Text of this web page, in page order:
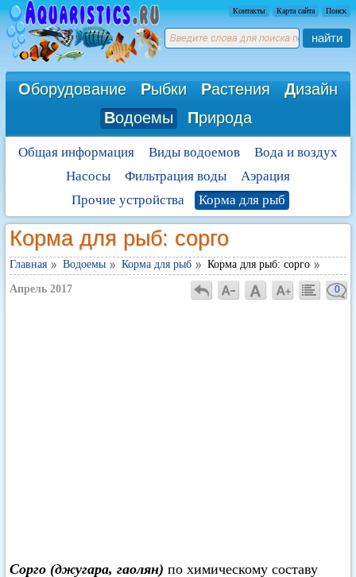
Контакты Карта сайта Поиск
найти
Оборудование Рыбки Растения Дизайн
Водоемы Природа
Общая информация Виды водоемов
Вода и воздух
Насосы
Фильтрация воды
Аэрация
Прочие устройства
Корма для рыб
Корма для рыб: сорго
Главная Водоемы Корма для рыб Корма для рыб: сорго
Апрель 2017 0
Сорго (джугара, гаолян) по химическому составу